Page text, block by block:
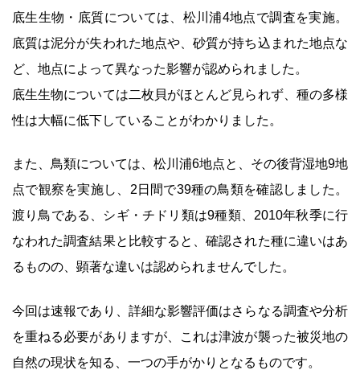
底生生物・底質については、松川浦4地点で調査を実施。
底質は泥分が失われた地点や、砂質が持ち込まれた地点な
ど、地点によって異なった影響が認められました。
底生生物については二枚貝がほとんど見られず、種の多様
性は大幅に低下していることがわかりました。
また、鳥類については、松川浦6地点と、その後背湿地9地
点で観察を実施し、2日間で39種の鳥類を確認しました。
渡り鳥である、シギ・チドリ類は9種類、2010年秋季に行
なわれた調査結果と比較すると、確認された種に違いはあ
るものの、顕著な違いは認められませんでした。
今回は速報であり、詳細な影響評価はさらなる調査や分析
を重ねる必要がありますが、これは津波が襲った被災地の
自然の現状を知る、一つの手がかりとなるものです。